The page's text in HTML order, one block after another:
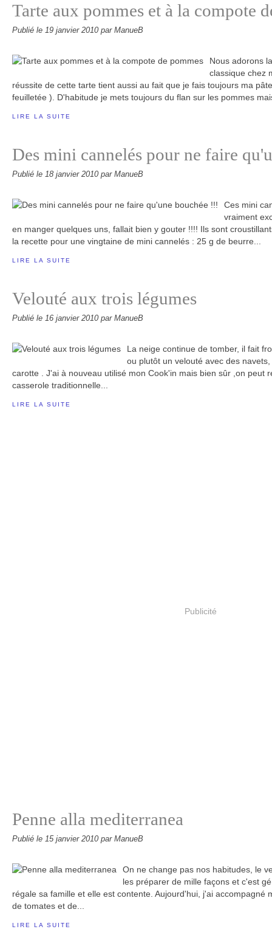
Tarte aux pommes et à la compote
Publié le 19 janvier 2010 par ManueB
Nous adorons
classique chez
réussite de cette tarte tient aussi au fait que je fais toujours ma
feuilletée ). D'habitude je mets toujours du flan sur les pommes
LIRE LA SUITE
Des mini cannelés pour ne faire
Publié le 18 janvier 2010 par ManueB
Ces mini
vraiment
en manger quelques uns, fallait bien y gouter !!!! Ils sont
la recette pour une vingtaine de mini cannelés : 25 g de beurre...
LIRE LA SUITE
Velouté aux trois légumes
Publié le 16 janvier 2010 par ManueB
La neige continue de tomber, il fait
ou plutôt un velouté avec des
carotte . J'ai à nouveau utilisé mon Cook'in mais bien sûr ,on peut
casserole traditionnelle...
LIRE LA SUITE
Publicité
Penne alla mediterranea
Publié le 15 janvier 2010 par ManueB
On ne change pas nos habitudes, le
les préparer de mille façons et c'est
régale sa famille et elle est contente. Aujourd'hui, j'ai accompagné
de tomates et de...
LIRE LA SUITE